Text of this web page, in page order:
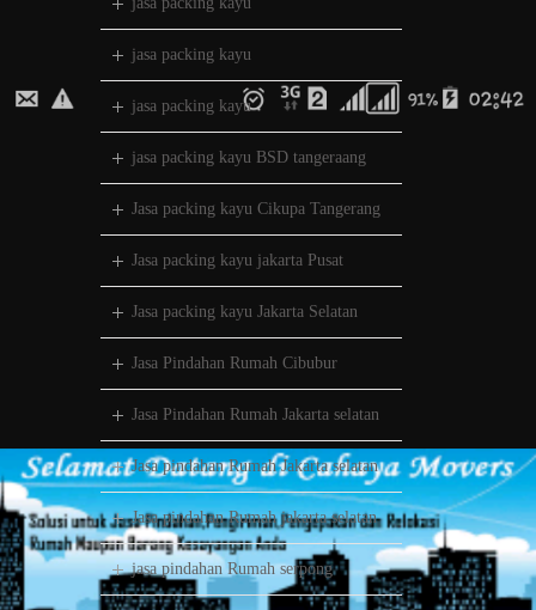
jasa packing kayu
jasa packing kayu
jasa packing kayu BSD tangeraang
Jasa packing kayu Cikupa Tangerang
Jasa packing kayu jakarta Pusat
Jasa packing kayu Jakarta Selatan
Jasa Pindahan Rumah Cibubur
Jasa Pindahan Rumah Jakarta selatan
Jasa pindahan Rumah Jakarta selatan
Jasa pindahan Rumah jakarta selatan
jasa pindahan Rumah serpong